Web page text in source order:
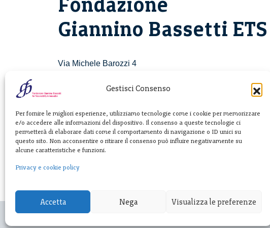
Gestisci Consenso
Per fornire le migliori esperienze, utilizziamo tecnologie come i cookie per memorizzare
e/o accedere alle informazioni del dispositivo. Il consenso a queste tecnologie ci
permetterà di elaborare dati come il comportamento di navigazione o ID unici su
questo sito. Non acconsentire o ritirare il consenso può influire negativamente su
alcune caratteristiche e funzioni.
Privacy e cookie policy
Accetta Nega Visualizza le preferenze
Giannino Bassetti ETS
Via Michele Barozzi 4
T. +39 02 781933
info@fondazionebassetti.org
p.i. 12520270153